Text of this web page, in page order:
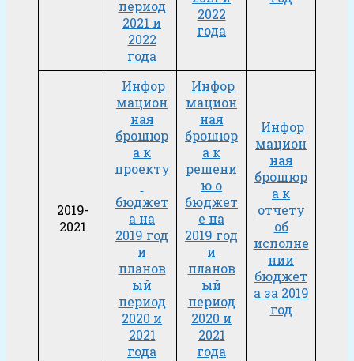
период
2021 и
2022
года
2022
года
2019-
2021
Инфор
мацион
ная
брошюр
а к
проекту
бюджет
а на
2019 год
и
планов
ый
период
2020 и
2021
года
Инфор
мацион
ная
брошюр
а к
решени
ю о
бюджет
е на
2019 год
и
планов
ый
период
2020 и
2021
года
Инфор
мацион
ная
брошюр
а к
отчету
об
исполне
нии
бюджет
а за 2019
год